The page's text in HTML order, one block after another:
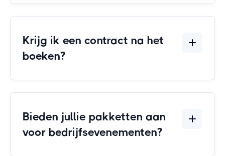
Krijg ik een contract na het
boeken?
Bieden jullie pakketten aan
voor bedrijfsevenementen?